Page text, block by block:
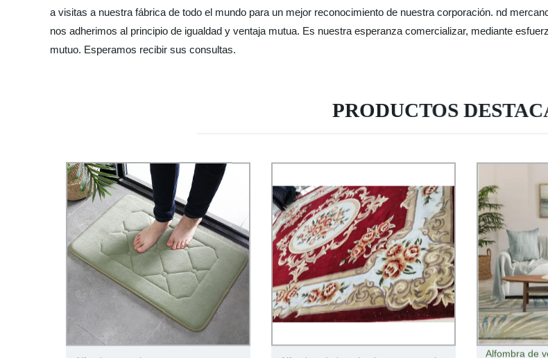
a visitas a nuestra fábrica de todo el mundo para un mejor reconocimiento de nuestra corporación. nd
nos adherimos al principio de igualdad y ventaja mutua. Es nuestra esperanza comercializar, mediante
mutuo. Esperamos recibir sus consultas.
PRODUCTOS
Alfombra de